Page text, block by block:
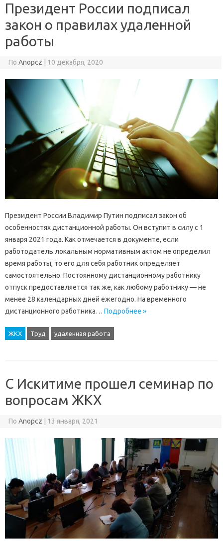
Президент России подписал
закон о правилах удаленной
работы
По Anopcz 10 декабря, 2020
Президент России Владимир Путин подписал закон об
особенностях дистанционной работы. Он вступит в силу с 1
января 2021 года. Как отмечается в документе, если
работодатель локальным нормативным актом не определил
время работы, то его для себя работник определяет
самостоятельно. Постоянному дистанционному работнику
отпуск предоставляется так же, как любому работнику — не
менее 28 календарных дней ежегодно. На временного
дистанционного работника… Подробнее »
ЖКХ Труд удаленная работа
С Искитиме прошел семинар по
вопросам ЖКХ
По Anopcz 13 января, 2021